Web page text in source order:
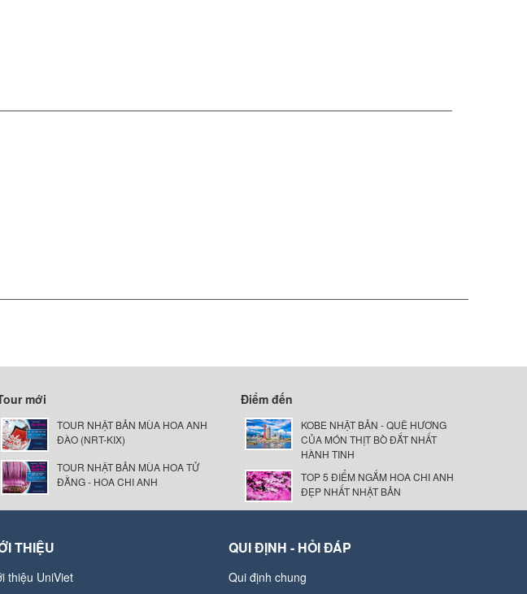
mới
TOUR NHẬT BẢN MÙA HOA ANH
ĐÀO (NRT-KIX)
TOUR NHẬT BẢN MÙA HOA TỬ
ĐẰNG - HOA CHI ANH
Điểm đến
KOBE NHẬT BẢN - QUÊ HƯƠNG
CỦA MÓN THỊT BÒ ĐẮT NHẤT
HÀNH TINH
TOP 5 ĐIỂM NGẮM HOA CHI ANH
ĐẸP NHẤT NHẬT BẢN
THIỆU
thiệu UniViet
QUI ĐỊNH - HỎI ĐÁP
Qui định chung